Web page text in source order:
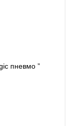
пневмо ”